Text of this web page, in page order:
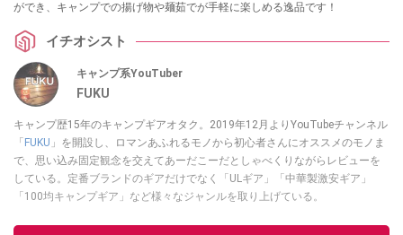
ができ、キャンプでの揚げ物や麺茹でが手軽に楽しめる逸品です！
イチオシスト
キャンプ系YouTuber
FUKU
キャンプ歴15年のキャンプギアオタク。2019年12月よりYouTubeチャンネル
「 FUKU 」を開設し、ロマンあふれるモノから初心者さんにオススメのモノま
で、思い込み固定観念を交えてあーだこーだとしゃべくりながらレビューを
している。定番ブランドのギアだけでなく「ULギア」「中華製激安ギア」
「100均キャンプギア」など様々なジャンルを取り上げている。
このイチオシストの他の記事を読む